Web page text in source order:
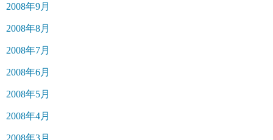
2008年9月
2008年8月
2008年7月
2008年6月
2008年5月
2008年4月
2008年3月